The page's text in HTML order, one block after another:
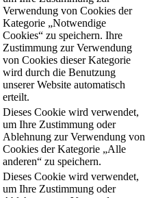
Verwendung von Cookies der
Kategorie „Notwendige
Cookies“ zu speichern. Ihre
Zustimmung zur Verwendung
von Cookies dieser Kategorie
wird durch die Benutzung
unserer Website automatisch
erteilt.
Dieses Cookie wird verwendet,
um Ihre Zustimmung oder
Ablehnung zur Verwendung von
Cookies der Kategorie „Alle
anderen“ zu speichern.
Dieses Cookie wird verwendet,
um Ihre Zustimmung oder